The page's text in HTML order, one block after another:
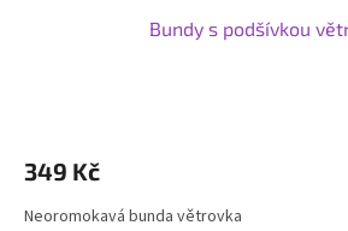
Bundy s podšívkou
349 Kč
Neoromokavá bunda větrovka